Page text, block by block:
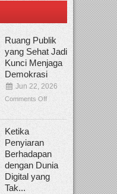
Ruang Publik
yang Sehat Jadi
Kunci Menjaga
Demokrasi
Jun 22, 2026
Comments Off
Ketika
Penyiaran
Berhadapan
dengan Dunia
Digital yang
Tak...